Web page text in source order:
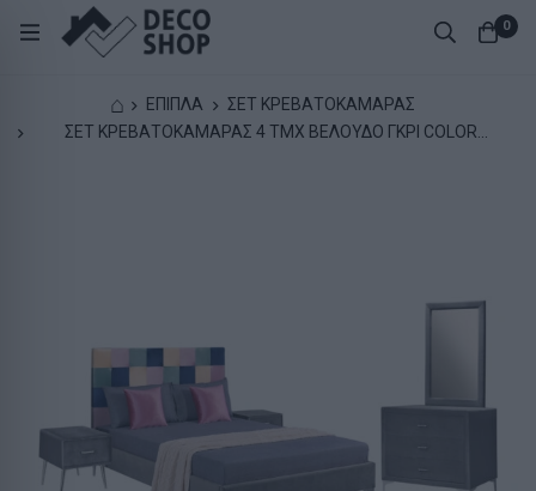
0
⌂ ΕΠΙΠΛΑ
ΣΕΤ ΚΡΕΒΑΤΟΚΑΜΑΡΑΣ
ΣΕΤ ΚΡΕΒΑΤΟΚΑΜΑΡΑΣ 4 ΤΜΧ ΒΕΛΟΥΔΟ ΓΚΡΙ COLOR